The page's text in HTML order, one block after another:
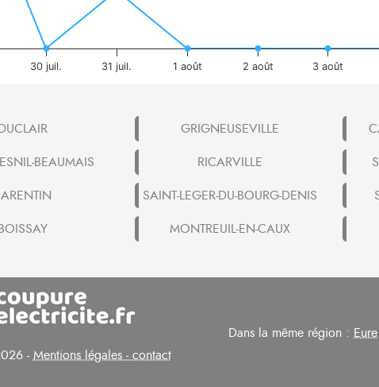
30 juil. 31 juil. 1 août 2 août 3 août
GRIGNEUSEVILLE
BEAUMAIS
RICARVILLE
SAINT-LEGER-DU-BOURG-DENIS
MONTREUIL-EN-CAUX
-Mentions légales - contact
Dans la même région : Eure